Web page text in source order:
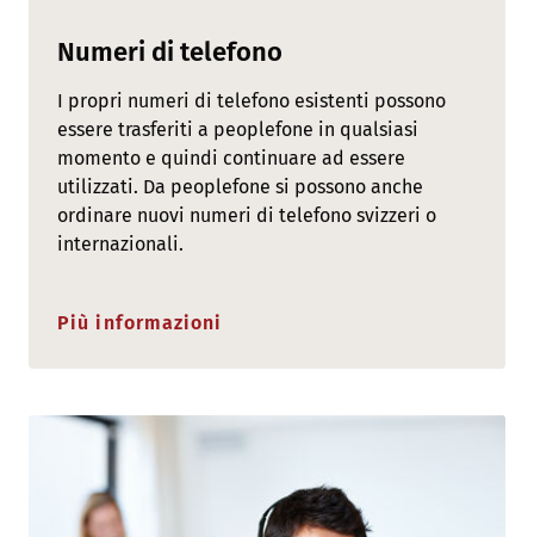
Numeri di telefono
I propri numeri di telefono esistenti possono
essere trasferiti a peoplefone in qualsiasi
momento e quindi continuare ad essere
utilizzati. Da peoplefone si possono anche
ordinare nuovi numeri di telefono svizzeri o
internazionali.
Più informazioni